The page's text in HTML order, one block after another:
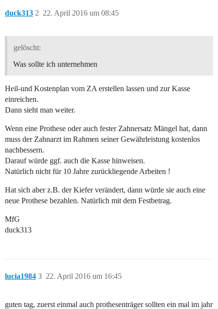
duck313 22. April 2016 um 08:45
2
gelöscht:
Was sollte ich unternehmen
Heil-und Kostenplan vom ZA erstellen lassen und zur Kasse
einreichen.
Dann sieht man weiter.
Wenn eine Prothese oder auch fester Zahnersatz Mängel hat, dann
muss der Zahnarzt im Rahmen seiner Gewährleistung kostenlos
nachbessern.
Darauf würde ggf. auch die Kasse hinweisen.
Natürlich nicht für 10 Jahre zurückliegende Arbeiten !
Hat sich aber z.B. der Kiefer verändert, dann würde sie auch eine
neue Prothese bezahlen. Natürlich mit dem Festbetrag.
MfG
duck313
lucia1984 22. April 2016 um 16:45
3
guten tag, zuerst einmal auch prothesenträger sollten ein mal im jahr